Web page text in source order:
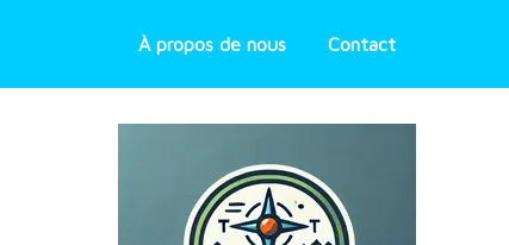
À propos de nous Contact